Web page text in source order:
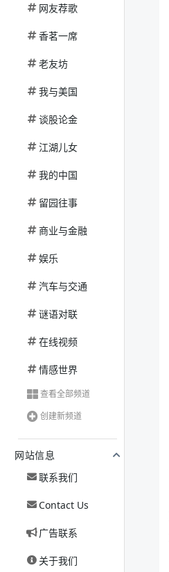
网友荐歌
香茗一席
老友坊
我与美国
谈股论金
江湖儿女
我的中国
留园往事
商业与金融
娱乐
汽车与交通
谜语对联
在线视频
情感世界
查看全部频道
创建新频道
网站信息
联系我们
Contact Us
广告联系
关于我们